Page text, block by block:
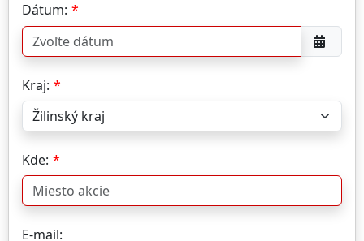
Dátum:
Kraj:
Kde:
E-mail: